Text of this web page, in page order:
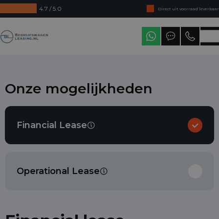
4.7 / 5.0
Direct uit voorraad leverbaar
Levering in heel Nederland
Onze mogelijkheden
Financial Lease
Operational Lease